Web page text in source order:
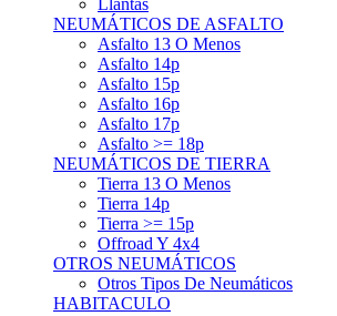
Asfalto 13 O Menos
Asfalto 14p
Asfalto 15p
Asfalto 16p
Asfalto 17p
Asfalto >= 18p
NEUMÁTICOS DE TIERRA
Tierra 13 O Menos
Tierra 14p
Tierra >= 15p
Offroad Y 4x4
OTROS NEUMÁTICOS
Otros Tipos De Neumáticos
HABITACULO
Asiento Baquet